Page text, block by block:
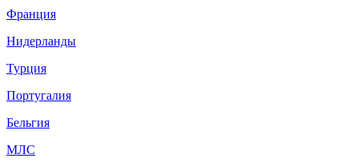
Франция
Нидерланды
Турция
Португалия
Бельгия
МЛС